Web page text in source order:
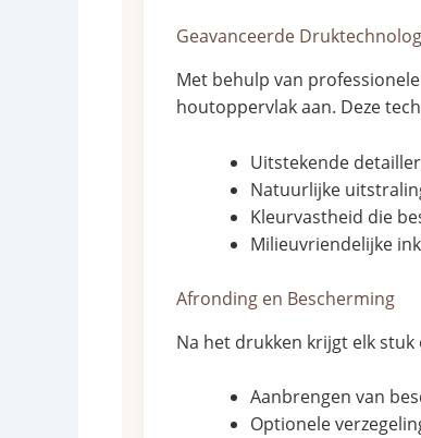
Geavanceerde
Met behulp van
houtoppervlak aan. Deze
Uitstekende
Natuurlijke
Kleurvastheid die
Milieuvriendelijke
Afronding en Bescherming
Na het drukken krijgt elk
Aanbrengen van
Optionele